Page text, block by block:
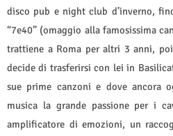
disco pub e night club d’inverno,
“7e40” (omaggio alla famosissima
trattiene a Roma per altri 3 anni,
decide di trasferirsi con lei in
sue prime canzoni e dove ancora
musica la grande passione per i
amplificatore di emozioni, un